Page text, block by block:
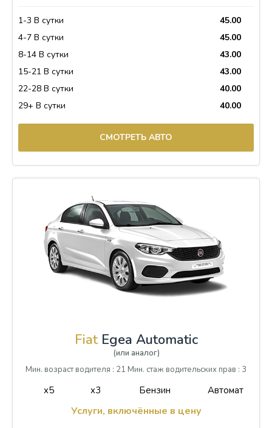
1-3 В сутки
45.00
4-7 В сутки
45.00
8-14 В сутки
43.00
15-21 В сутки
43.00
22-28 В сутки
40.00
29+ В сутки
40.00
СМОТРЕТЬ АВТО
FiatEgea Automatic
(или аналог)
Мин. возраст водителя : 21 Мин. стаж водительских прав : 3
x5 x3 Бензин Автомат
Услуги, включённые в цену